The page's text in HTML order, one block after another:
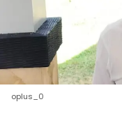
oplus_0